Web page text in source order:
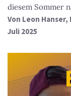
diesem Sommer
Von Leon
Juli 2025